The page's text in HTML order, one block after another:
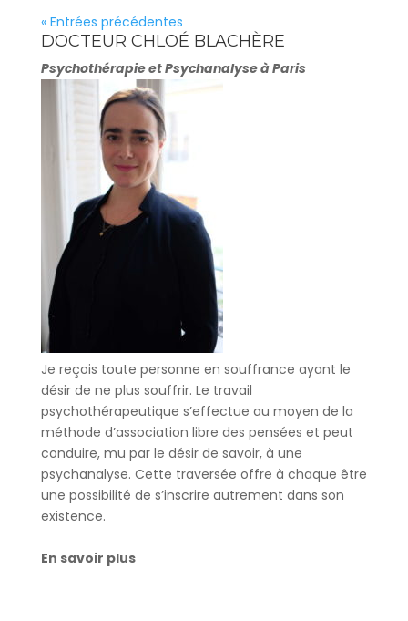
« Entrées précédentes
DOCTEUR CHLOÉ BLACHÈRE
Psychothérapie et Psychanalyse à Paris
Je reçois toute personne en souffrance ayant le
désir de ne plus souffrir. Le travail
psychothérapeutique s’effectue au moyen de la
méthode d’association libre des pensées et peut
conduire, mu par le désir de savoir, à une
psychanalyse. Cette traversée offre à chaque être
une possibilité de s’inscrire autrement dans son
existence.
En savoir plus